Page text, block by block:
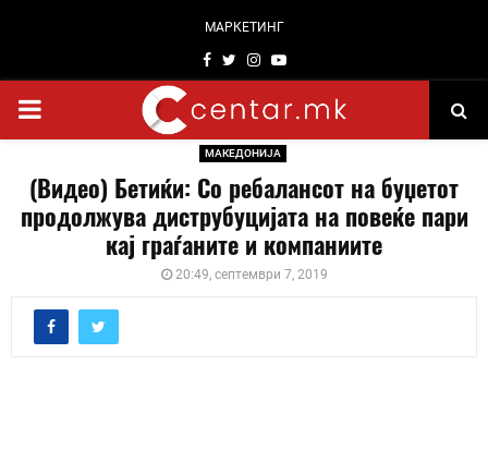
МАРКЕТИНГ
Facebook
TwitterInstagram
Youtube
PRIMARY
МАКЕДОНИЈА
(Видео) Бетиќи: Со ребалансот на буџетот
продолжува диструбуцијата на повеќе пари
кај граѓаните и компаниите
20:49, септември 7, 2019